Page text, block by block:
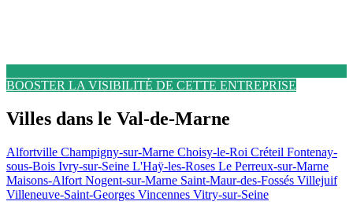
BOOSTER LA VISIBILITÉ DE CETTE ENTREPRISE
Villes dans le Val-de-Marne
Alfortville Champigny-sur-Marne Choisy-le-Roi Créteil Fontenay-
sous-Bois Ivry-sur-Seine L'Haÿ-les-Roses Le Perreux-sur-Marne
Maisons-Alfort Nogent-sur-Marne Saint-Maur-des-Fossés Villejuif
Villeneuve-Saint-Georges Vincennes Vitry-sur-Seine